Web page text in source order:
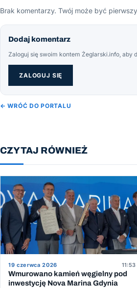
Brak komentarzy. Twój może być
Dodaj komentarz
Zaloguj się swoim kontem Żeglarski.info, aby
ZALOGUJ SIĘ
← WRÓĆ DO PORTALU
CZYTAJ RÓWNIEŻ
19 czerwca 2026 11:53
Wmurowano kamień węgielny pod
inwestycję Nova Marina Gdynia